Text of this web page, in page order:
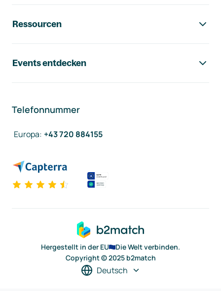
Ressourcen
Events entdecken
Telefonnummer
Europa: +43 720 884155
Hergestellt in der EU
Die Welt verbinden.
Copyright © 2025 b2match
Deutsch